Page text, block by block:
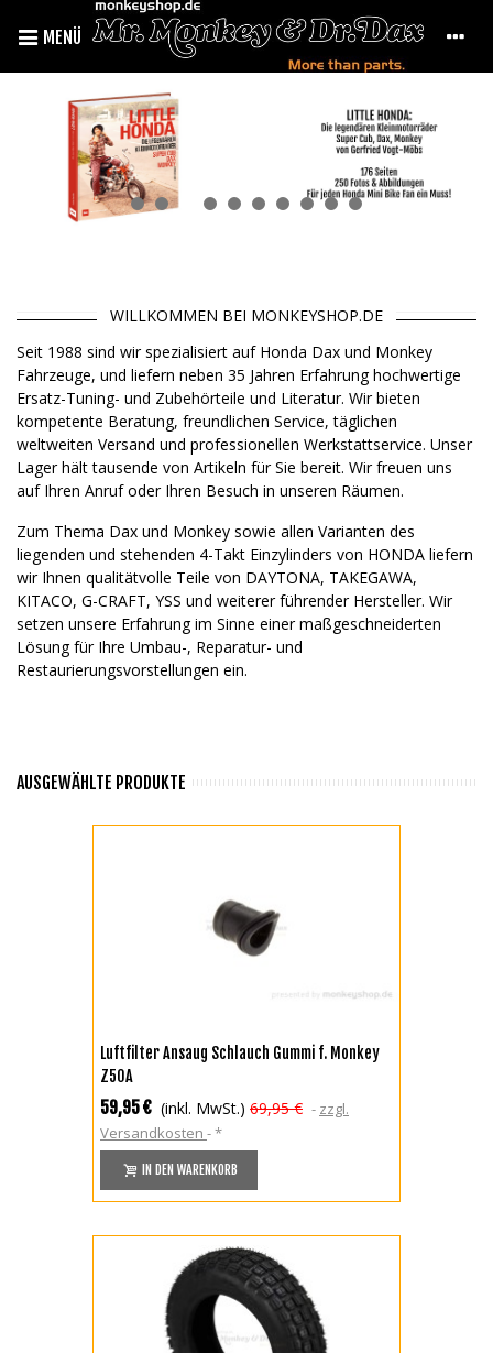
MENÜ
WILLKOMMEN BEI MONKEYSHOP.DE
Seit 1988 sind wir spezialisiert auf Honda Dax und Monkey
Fahrzeuge, und liefern neben 35 Jahren Erfahrung hochwertige
Ersatz-Tuning- und Zubehörteile und Literatur. Wir bieten
kompetente Beratung, freundlichen Service, täglichen
weltweiten Versand und professionellen Werkstattservice. Unser
Lager hält tausende von Artikeln für Sie bereit. Wir freuen uns
auf Ihren Anruf oder Ihren Besuch in unseren Räumen.
Zum Thema Dax und Monkey sowie allen Varianten des
liegenden und stehenden 4-Takt Einzylinders von HONDA liefern
wir Ihnen qualitätvolle Teile von DAYTONA, TAKEGAWA,
KITACO, G-CRAFT, YSS und weiterer führender Hersteller. Wir
setzen unsere Erfahrung im Sinne einer maßgeschneiderten
Lösung für Ihre Umbau-, Reparatur- und
Restaurierungsvorstellungen ein.
AUSGEWÄHLTE PRODUKTE
Luftfilter Ansaug Schlauch Gummi f. Monkey
Z50A
59,95 € (inkl. MwSt.) 69,95 €
zzgl.
Versandkosten
*
IN DEN WARENKORB